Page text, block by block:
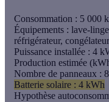
Consommation : 5 000
Équipements : lave-
réfrigérateur,
Puissance installée : 4
Production estimée
Nombre de panneaux : 8
Batterie solaire : 4 kWh
Hypothèse